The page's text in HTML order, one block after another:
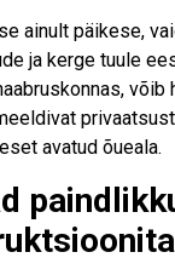
ainult päikese,
ja kerge tuule
võib
avatud õueala.